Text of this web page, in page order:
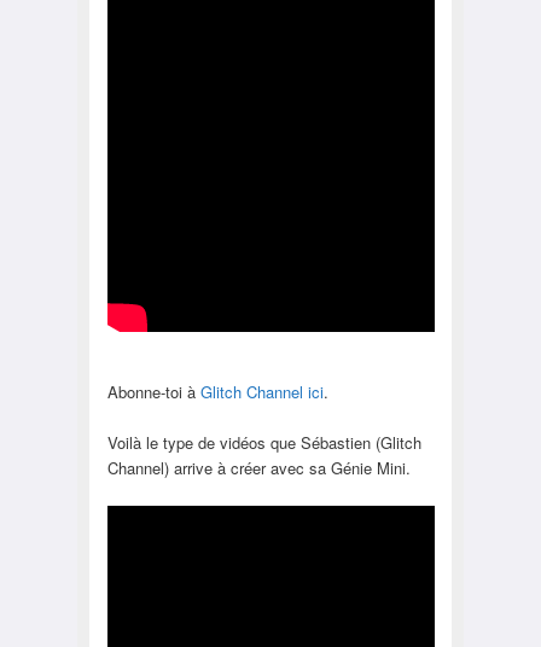
Abonne-toi à Glitch Channel ici.
Voilà le type de vidéos que Sébastien (Glitch
Channel) arrive à créer avec sa Génie Mini.